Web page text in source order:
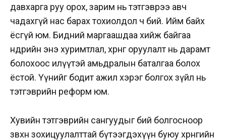
давхарга руу орох, зарим нь тэтгэврээ авч
чадахгүй нас барах тохиолдол ч бий. Ийм байх
ёсгүй юм. Бидний маргаашдаа хийж байгаа
өнөөдрийн энэ хуримтлал, хөрөнгө оруулалт нь дарамт
болохоос илүүтэй амьдралын баталгаа болох
ёстой. Үүнийг бодит ажил хэрэг болгох зүйл нь
тэтгэврийн реформ юм.
Хувийн тэтгэврийн сангуудыг бий болгосноор
зөвхөн зохицуулалттай бүтээгдэхүүн буюу хөрөнгийн